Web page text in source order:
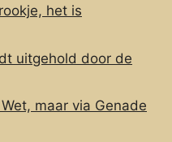
het is
uitgehold door de
maar via Genade